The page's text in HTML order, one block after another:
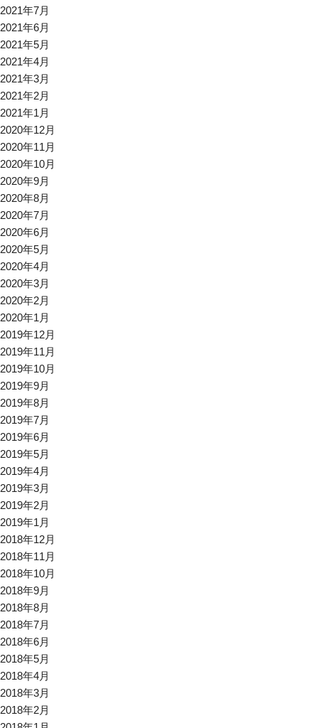
2021年7月
2021年6月
2021年5月
2021年4月
2021年3月
2021年2月
2021年1月
2020年12月
2020年11月
2020年10月
2020年9月
2020年8月
2020年7月
2020年6月
2020年5月
2020年4月
2020年3月
2020年2月
2020年1月
2019年12月
2019年11月
2019年10月
2019年9月
2019年8月
2019年7月
2019年6月
2019年5月
2019年4月
2019年3月
2019年2月
2019年1月
2018年12月
2018年11月
2018年10月
2018年9月
2018年8月
2018年7月
2018年6月
2018年5月
2018年4月
2018年3月
2018年2月